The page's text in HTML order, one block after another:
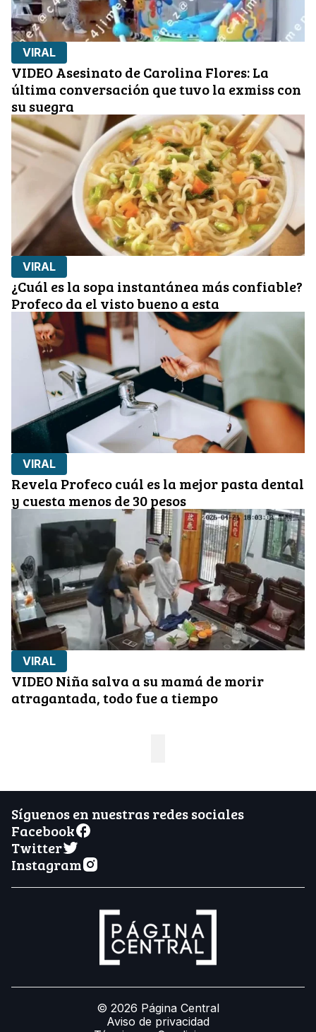
VIRAL
VIDEO Asesinato de Carolina Flores: La
última conversación que tuvo la exmiss con
su suegra
VIRAL
¿Cuál es la sopa instantánea más confiable?
Profeco da el visto bueno a esta
VIRAL
Revela Profeco cuál es la mejor pasta dental
y cuesta menos de 30 pesos
VIRAL
VIDEO Niña salva a su mamá de morir
atragantada, todo fue a tiempo
Síguenos en nuestras redes sociales
Facebook
Twitter
Instagram
© 2026 Página Central
Aviso de privacidad